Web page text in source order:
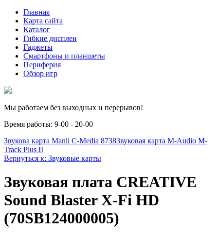
Главная
Карта сайта
Каталог
Гибкие дисплеи
Гаджеты
Смартфоны и планшеты
Периферия
Обзор игр
Мы работаем без выходных и перерывов!
Время работы: 9-00 - 20-00
Звукова карта Manli C-Media 8738Звуковая карта M-Audio M-
Track Plus II
Вернуться к: Звуковые карты
Звуковая плата CREATIVE
Sound Blaster X-Fi HD
(70SB124000005)